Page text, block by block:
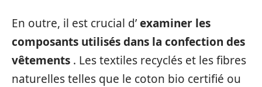
En outre, il est crucial d’examiner les
composants utilisés dans la confection des
vêtements . Les textiles recyclés et les fibres
naturelles telles que le coton bio certifié ou